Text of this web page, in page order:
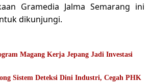
Gramedia Jalma Semarang ini
dikunjungi.
Magang Kerja Jepang Jadi Investasi
Sistem Deteksi Dini Industri, Cegah PHK